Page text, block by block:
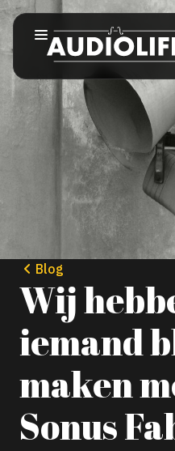
Blog
Wij
iemand
maken
Sonus